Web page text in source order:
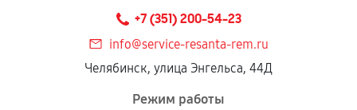
+7 (351) 200-54-23
info@service-resanta-rem.ru
Челябинск, улица Энгельса, 44Д
Режим работы